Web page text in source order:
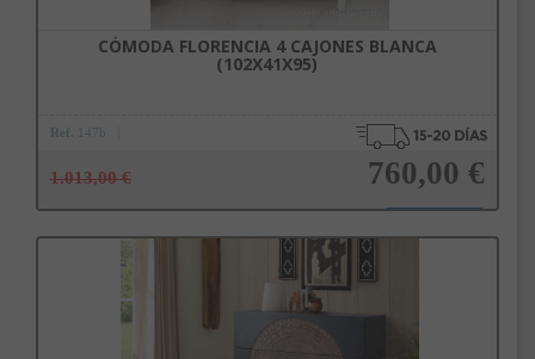
CÓMODA FLORENCIA 4 CAJONES BLANCA
(102X41X95)
Ref. 147b
1.013,00 € 760,00 €
Añadir a la cesta